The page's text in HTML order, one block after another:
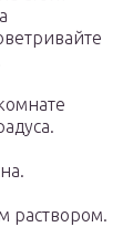
раствором.